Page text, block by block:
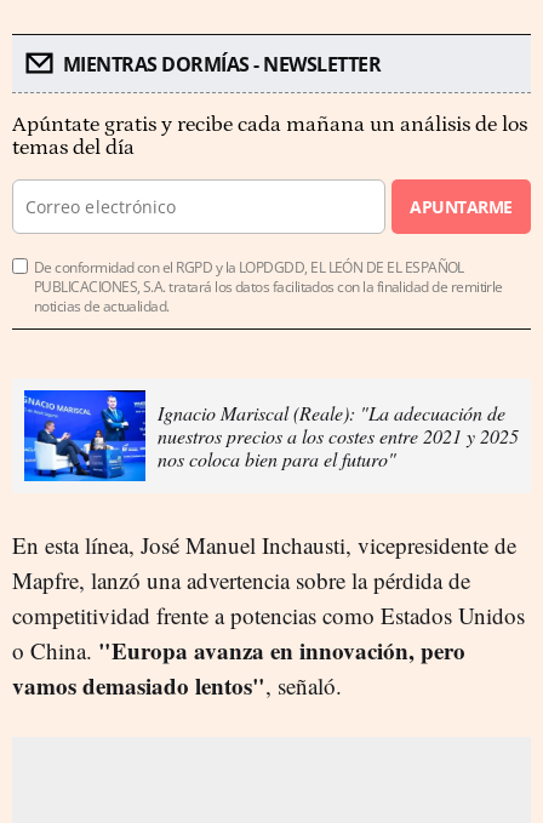
MIENTRAS DORMÍAS - NEWSLETTER
Apúntate gratis y recibe cada mañana un análisis de los
temas del día
APUNTARME
De conformidad con el RGPD y la LOPDGDD, EL LEÓN DE EL ESPAÑOL
PUBLICACIONES, S.A. tratará los datos facilitados con la finalidad de remitirle
noticias de actualidad.
Ignacio Mariscal (Reale): "La adecuación de
nuestros precios a los costes entre 2021 y 2025
nos coloca bien para el futuro"
En esta línea, José Manuel Inchausti, vicepresidente de
Mapfre, lanzó una advertencia sobre la pérdida de
competitividad frente a potencias como Estados Unidos
o China. "Europa avanza en innovación, pero
vamos demasiado lentos", señaló.